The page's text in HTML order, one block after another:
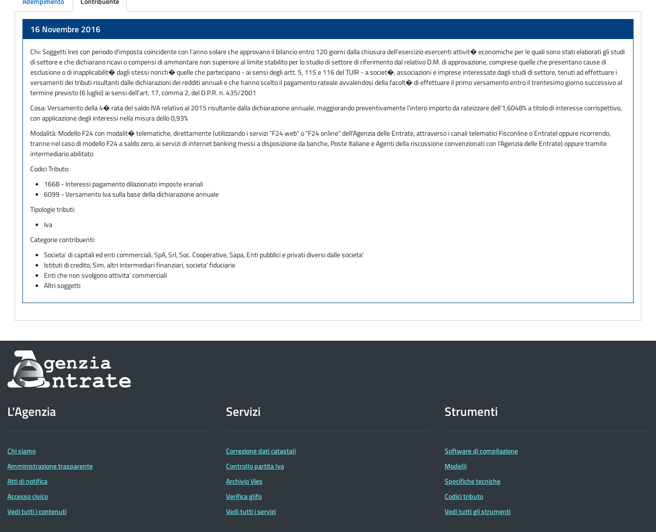
16 Novembre 2016
Chi:Soggetti Ires con periodo d'imposta coincidente con l'anno solare che approvano il bilancio entro 120 giorni dalla chiusura dell'esercizio esercenti attivit� economiche per le quali sono stati elaborati gli studi
di settore e che dichiarano ricavi o compensi di ammontare non superiore al limite stabilito per lo studio di settore di riferimento dal relativo D.M. di approvazione, comprese quelle che presentano cause di
esclusione o di inapplicabilit� dagli stessi nonch� quelle che partecipano - ai sensi degli artt. 5, 115 e 116 del TUIR - a societ�, associazioni e imprese interessate dagli studi di settore, tenuti ad effettuare i
versamenti dei tributi risultanti dalle dichiarazioni dei redditi annuali e che hanno scelto il pagamento rateale avvalendosi della facolt� di effettuare il primo versamento entro il trentesimo giorno successivo al
termine previsto (6 luglio) ai sensi dell'art. 17, comma 2, del D.P.R. n. 435/2001
Cosa:Versamento della 4� rata del saldo IVA relativo al 2015 risultante dalla dichiarazione annuale, maggiorando preventivamente l'intero importo da rateizzare dell'1,6048% a titolo di interesse corrispettivo,
con applicazione degli interessi nella misura dello 0,93%
Modalità: Modello F24 con modalit� telematiche, direttamente (utilizzando i servizi "F24 web" o "F24 online" dell'Agenzia delle Entrate, attraverso i canali telematici Fisconline o Entratel oppure ricorrendo,
tranne nel caso di modello F24 a saldo zero, ai servizi di internet banking messi a disposizione da banche, Poste Italiane e Agenti della riscossione convenzionati con l'Agenzia delle Entrate) oppure tramite
intermediario abilitato
Codici Tributo:
1668 - Interessi pagamento dilazionato imposte erariali
6099 - Versamento Iva sulla base della dichiarazione annuale
Tipologie tributi:
Iva
Categorie contribuenti:
Societa' di capitali ed enti commerciali, SpA, Srl, Soc. Cooperative, Sapa, Enti pubblici e privati diversi dalle societa'
Istituti di credito, Sim, altri intermediari finanziari, societa' fiduciarie
Enti che non svolgono attivita' commerciali
Altri soggetti
Informazioni
sul
dell'Agenzia
delle
Entrate
L'Agenzia
Chi siamo
Amministrazione trasparente
Atti di notifica
Accesso civico
Vedi tutti i contenuti
Servizi
Correzione dati catastali
Controllo partita Iva
Archivio Vies
Verifica glifo
Vedi tutti i servizi
Strumenti
Software di compilazione
Modelli
Specifiche tecniche
Codici tributo
Vedi tutti gli strumenti